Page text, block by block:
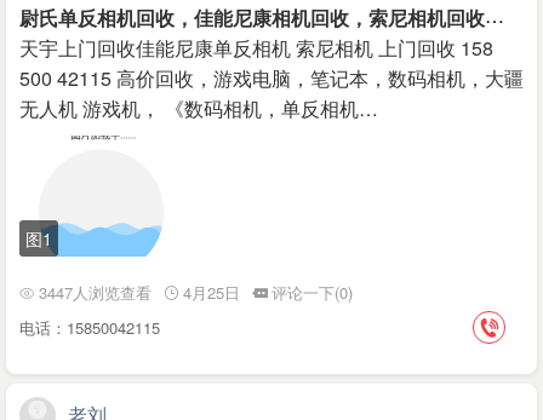
尉
氏单反相机回收，佳能尼康相机回收，索尼相机回收￥
天宇上门回收佳能尼康单反相机 索尼相机 上门回收 158
500 42115 高价回收，游戏电脑，笔记本，数码相机，大疆
无人机 游戏机， 《数码相机，单反相机…
图1
3447人浏览查看 4月25日
评论一下(0)
电话：15850042115